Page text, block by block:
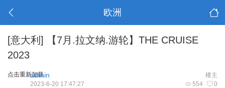
欧洲
[意大利]
【7月.拉文纳.游轮】THE CRUISE
2023
点击重新加载 楼主
admin
554 0
2023-6-20 17:47:27